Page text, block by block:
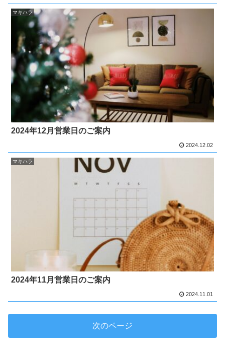
マキハラ
2024年12月営業日のご案内
2024.12.02
マキハラ
2024年11月営業日のご案内
2024.11.01
次のページ